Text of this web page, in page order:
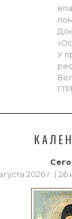
У
2026 г. ( 26